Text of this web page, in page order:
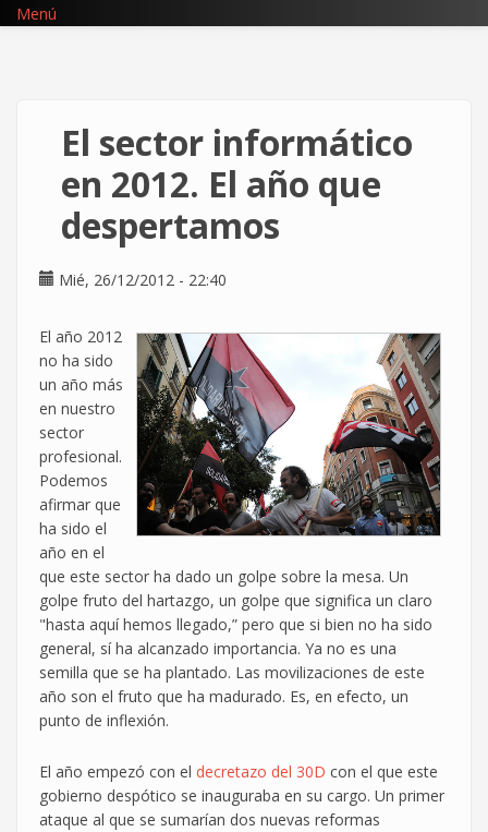
Pasar
Menú
El sector informático
en 2012. El año que
despertamos
Mié, 26/12/2012 - 22:40
El año 2012
no ha sido
un año más
en nuestro
sector
profesional.
Podemos
afirmar que
ha sido el
año en el
que este sector ha dado un golpe sobre la mesa. Un
golpe fruto del hartazgo, un golpe que significa un claro
"hasta aquí hemos llegado,” pero que si bien no ha sido
general, sí ha alcanzado importancia. Ya no es una
semilla que se ha plantado. Las movilizaciones de este
año son el fruto que ha madurado. Es, en efecto, un
punto de inflexión.
El año empezó con el decretazo del 30D con el que este
gobierno despótico se inauguraba en su cargo. Un primer
ataque al que se sumarían dos nuevas reformas